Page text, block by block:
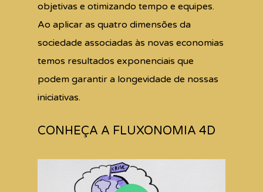
objetivas e otimizando tempo e equipes.​
Ao aplicar as quatro dimensões da
sociedade associadas às novas economias
temos resultados exponenciais que
podem garantir a longevidade de nossas
iniciativas.
CONHEÇA A FLUXONOMIA 4D